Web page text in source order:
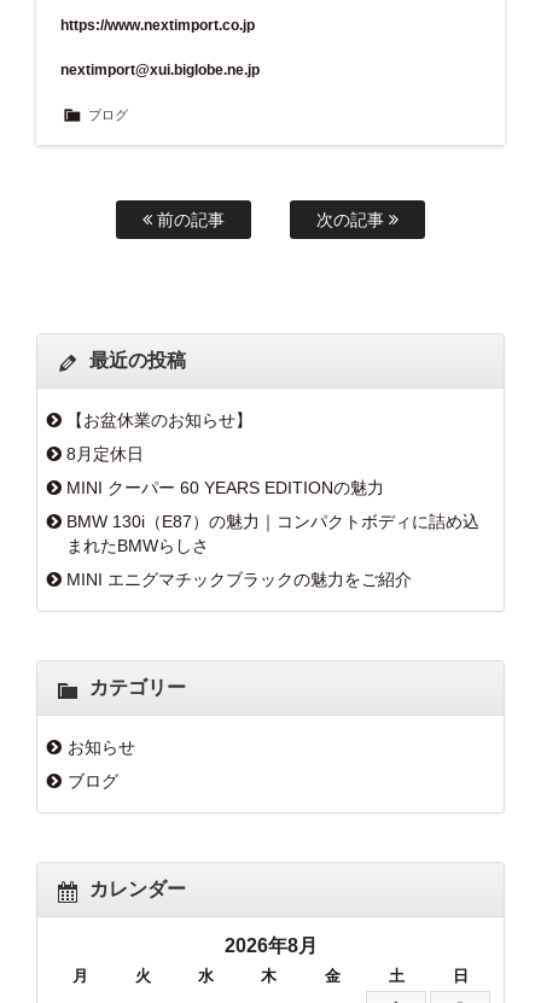
https://www.nextimport.co.jp
nextimport@xui.biglobe.ne.jp
ブログ
前の記事 次の記事
最近の投稿
【お盆休業のお知らせ】
8月定休日
MINI クーパー 60 YEARS EDITIONの魅力
BMW 130i（E87）の魅力｜コンパクトボディに詰め込
まれたBMWらしさ
MINI エニグマチックブラックの魅力をご紹介
カテゴリー
お知らせ
ブログ
カレンダー
2026年8月
月 火 水 木 金 土 日